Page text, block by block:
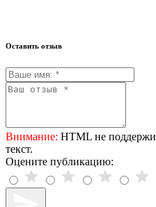
Оставить отзыв
Внимание: HTML не
текст.
Оцените публикацию: